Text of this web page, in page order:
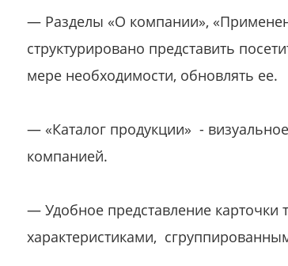
— Разделы «О компании»,
структурировано представить
мере необходимости, обновлять ее.
— «Каталог продукции» -
компанией.
— Удобное представление
характеристиками,